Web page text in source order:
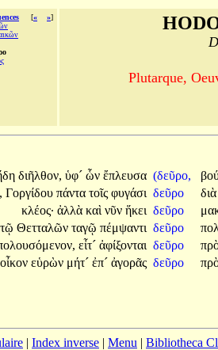
[« »]
Plutarque,
διῆλθον, ὑφ´ ὧν ἔπλευσα (δεῦρο,
Γοργίδου πάντα τοῖς φυγάσι δεῦρο
κλέος· ἀλλὰ καὶ νῦν ἥκει δεῦρο
τῷ Θετταλῶν ταγῷ πέμψαντι δεῦρο
εἶτ´ ἀφίξονται δεῦρο
οἶκον εὑρὼν μήτ´ ἐπ´ ἀγορᾶς δεῦρο
| Index inverse | Menu | Bibliotheca